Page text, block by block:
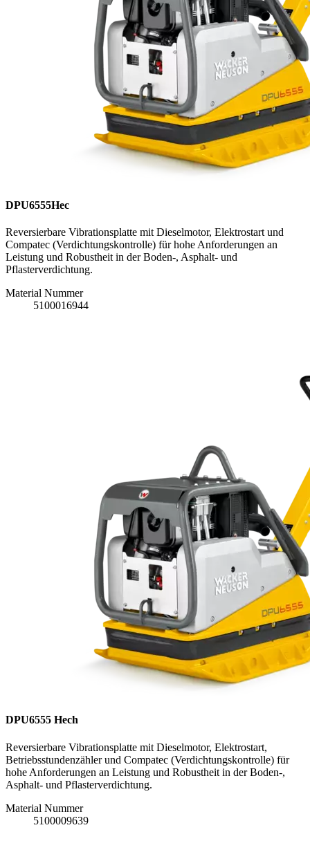
DPU6555Hec
Reversierbare Vibrationsplatte mit Dieselmotor, Elektrostart und
Compatec (Verdichtungskontrolle) für hohe Anforderungen an
Leistung und Robustheit in der Boden-, Asphalt- und
Pflasterverdichtung.
Material Nummer
5100016944
DPU6555 Hech
Reversierbare Vibrationsplatte mit Dieselmotor, Elektrostart,
Betriebsstundenzähler und Compatec (Verdichtungskontrolle) für
hohe Anforderungen an Leistung und Robustheit in der Boden-,
Asphalt- und Pflasterverdichtung.
Material Nummer
5100009639